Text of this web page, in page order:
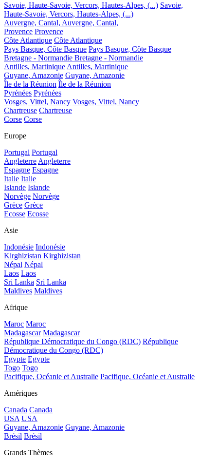
Savoie, Haute-Savoie, Vercors, Hautes-Alpes, (...) Savoie,
Haute-Savoie, Vercors, Hautes-Alpes, (...)
Auvergne, Cantal, Auvergne, Cantal,
Provence Provence
Côte Atlantique Côte Atlantique
Pays Basque, Côte Basque Pays Basque, Côte Basque
Bretagne - Normandie Bretagne - Normandie
Antilles, Martinique Antilles, Martinique
Guyane, Amazonie Guyane, Amazonie
Île de la Réunion Île de la Réunion
Pyrénées Pyrénées
Vosges, Vittel, Nancy Vosges, Vittel, Nancy
Chartreuse Chartreuse
Corse Corse
Europe
Portugal Portugal
Angleterre Angleterre
Espagne Espagne
Italie Italie
Islande Islande
Norvège Norvège
Grèce Grèce
Ecosse Ecosse
Asie
Indonésie Indonésie
Kirghizistan Kirghizistan
Népal Népal
Laos Laos
Sri Lanka Sri Lanka
Maldives Maldives
Afrique
Maroc Maroc
Madagascar Madagascar
République Démocratique du Congo (RDC) République
Démocratique du Congo (RDC)
Egypte Egypte
Togo Togo
Pacifique, Océanie et Australie Pacifique, Océanie et Australie
Amériques
Canada Canada
USA USA
Guyane, Amazonie Guyane, Amazonie
Brésil Brésil
Grands Thèmes